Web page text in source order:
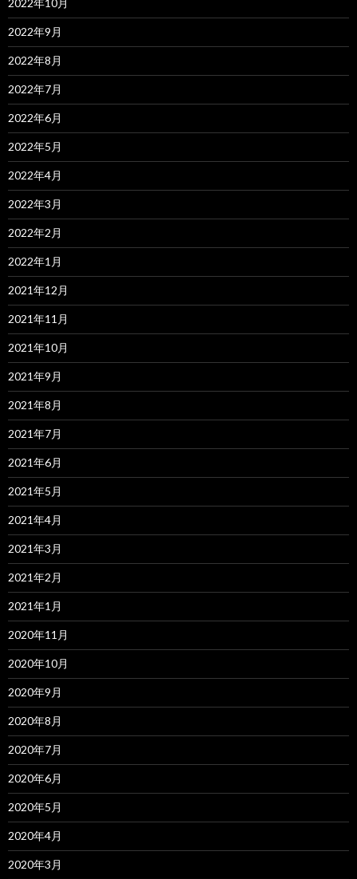
2022年10月
2022年9月
2022年8月
2022年7月
2022年6月
2022年5月
2022年4月
2022年3月
2022年2月
2022年1月
2021年12月
2021年11月
2021年10月
2021年9月
2021年8月
2021年7月
2021年6月
2021年5月
2021年4月
2021年3月
2021年2月
2021年1月
2020年11月
2020年10月
2020年9月
2020年8月
2020年7月
2020年6月
2020年5月
2020年4月
2020年3月